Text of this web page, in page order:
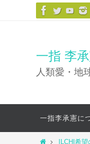
キ
プ
一指 李
人類愛・地
テ
一指李承憲に
ホ
ILCHI希